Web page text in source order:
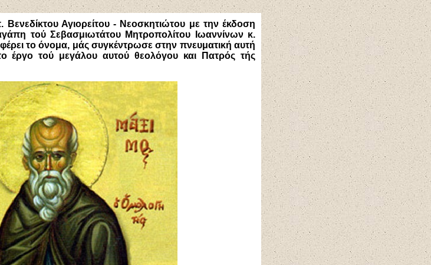
Αγιορείτου - Νεοσκητιώτου με την έκδοση
τού Σεβασμιωτάτου Μητροπολίτου Ιωαννίνων κ.
το όνομα, μάς συγκέντρωσε στην πνευματική αυτή
έργο τού μεγάλου αυτού θεολόγου και Πατρός τής